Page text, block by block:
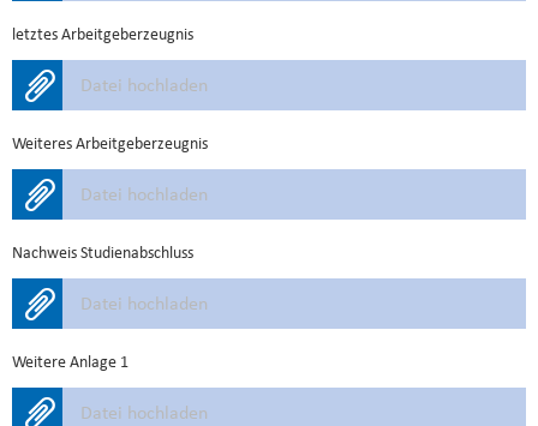
letztes Arbeitgeberzeugnis
Datei hochladen
Weiteres Arbeitgeberzeugnis
Datei hochladen
Nachweis Studienabschluss
Datei hochladen
Weitere Anlage 1
Datei hochladen